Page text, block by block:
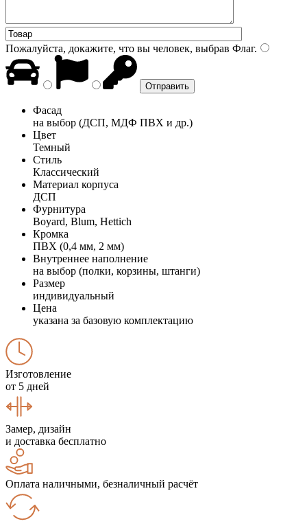
Пожалуйста, докажите, что вы человек, выбрав Флаг.
Фасад
на выбор (ДСП, МДФ ПВХ и др.)
Цвет
Темный
Стиль
Классический
Материал корпуса
ДСП
Фурнитура
Boyard, Blum, Hettich
Кромка
ПВХ (0,4 мм, 2 мм)
Внутреннее наполнение
на выбор (полки, корзины, штанги)
Размер
индивидуальный
Цена
указана за базовую комплектацию
Изготовление
от 5 дней
Замер, дизайн
и доставка бесплатно
Оплата наличными, безналичный расчёт